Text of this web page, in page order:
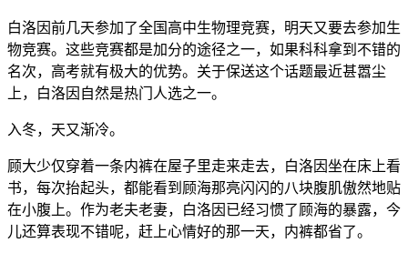
白洛因前几天参加了全国高中生物理竞赛，明天又要去参加生
物竞赛。这些竞赛都是加分的途径之一，如果科科拿到不错的
名次，高考就有极大的优势。关于保送这个话题最近甚嚣尘
上，白洛因自然是热门人选之一。
入冬，天又渐冷。
顾大少仅穿着一条内裤在屋子里走来走去，白洛因坐在床上看
书，每次抬起头，都能看到顾海那亮闪闪的八块腹肌傲然地贴
在小腹上。作为老夫老妻，白洛因已经习惯了顾海的暴露，今
儿还算表现不错呢，赶上心情好的那一天，内裤都省了。